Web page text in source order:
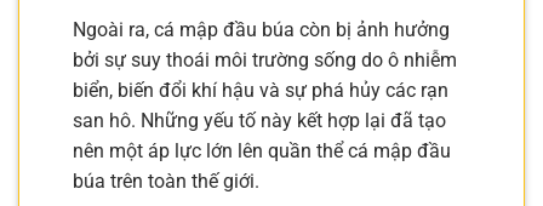
Ngoài ra, cá mập đầu búa còn bị ảnh hưởng
bởi sự suy thoái môi trường sống do ô nhiễm
biển, biến đổi khí hậu và sự phá hủy các rạn
san hô. Những yếu tố này kết hợp lại đã tạo
nên một áp lực lớn lên quần thể cá mập đầu
búa trên toàn thế giới.